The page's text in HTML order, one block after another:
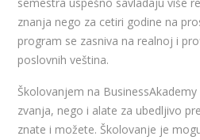
znanja nego za cetiri godine na
program se zasniva na realnoj i
poslovnih veština.
Školovanjem na
zvanja, nego i alate za ubedljivo
znate i možete. Školovanje je